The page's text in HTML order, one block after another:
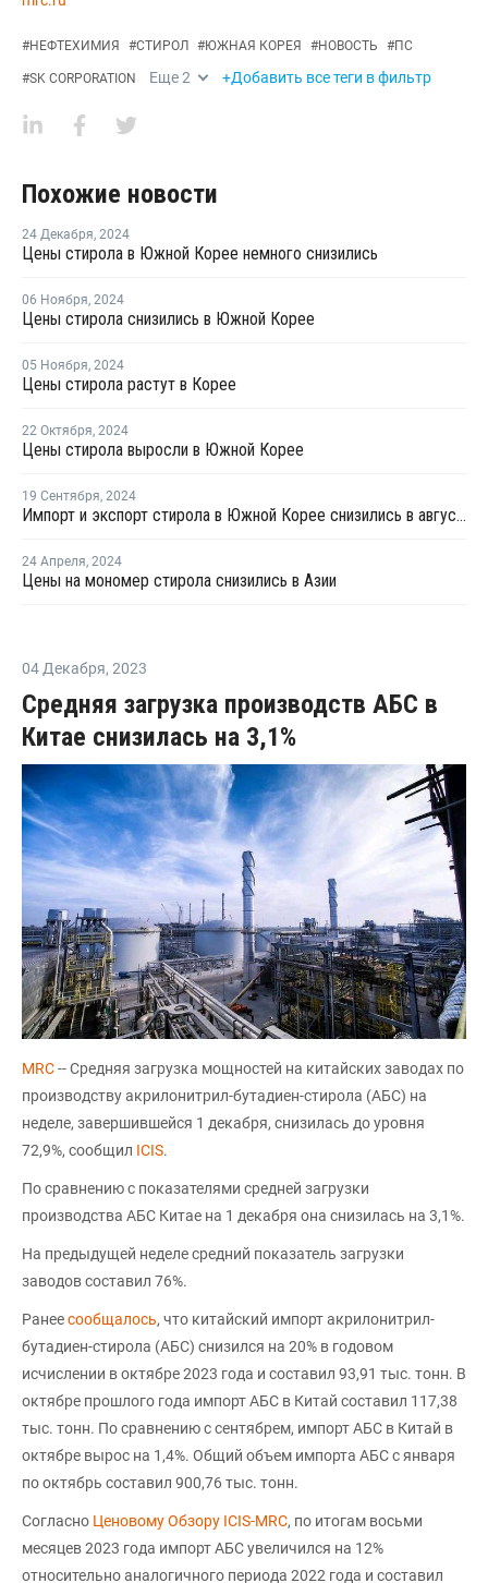
#НЕФТЕХИМИЯ #СТИРОЛ #ЮЖНАЯ КОРЕЯ #НОВОСТЬ #ПС
#SK CORPORATION Еще2 +Добавить все теги в фильтр
Похожие новости
24 Декабря, 2024
Цены стирола в Южной Корее немного снизились
06 Ноября, 2024
Цены стирола снизились в Южной Корее
05 Ноября, 2024
Цены стирола растут в Корее
22 Октября, 2024
Цены стирола выросли в Южной Корее
19 Сентября, 2024
Импорт и экспорт стирола в Южной Корее снизились в августе
24 Апреля, 2024
Цены на мономер стирола снизились в Азии
04 Декабря, 2023
Средняя загрузка производств АБС в
Китае снизилась на 3,1%
MRC-- Средняя загрузка мощностей на китайских заводах по
производству акрилонитрил-бутадиен-стирола (АБС) на
неделе, завершившейся 1 декабря, снизилась до уровня
72,9%, сообщил ICIS.
По сравнению с показателями средней загрузки
производства АБС Китае на 1 декабря она снизилась на 3,1%.
На предыдущей неделе средний показатель загрузки
заводов составил 76%.
Ранеесообщалось, что китайский импорт акрилонитрил-
бутадиен-стирола (АБС) снизился на 20% в годовом
исчислении в октябре 2023 года и составил 93,91 тыс. тонн. В
октябре прошлого года импорт АБС в Китай составил 117,38
тыс. тонн. По сравнению с сентябрем, импорт АБС в Китай в
октябре вырос на 1,4%. Общий объем импорта АБС с января
по октябрь составил 900,76 тыс. тонн.
Согласно Ценовому Обзору ICIS-MRC, по итогам восьми
месяцев 2023 года импорт АБС увеличился на 12%
относительно аналогичного периода 2022 года и составил